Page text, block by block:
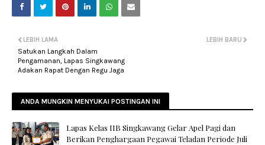
LEBIH BARU
LEBIH LAMA
Satukan Langkah Dalam
Pengamanan, Lapas Singkawang
Adakan Rapat Dengan Regu Jaga
ANDA MUNGKIN MENYUKAI POSTINGAN INI
Lapas Kelas IIB Singkawang Gelar Apel Pagi dan
Berikan Penghargaan Pegawai Teladan Periode Juli